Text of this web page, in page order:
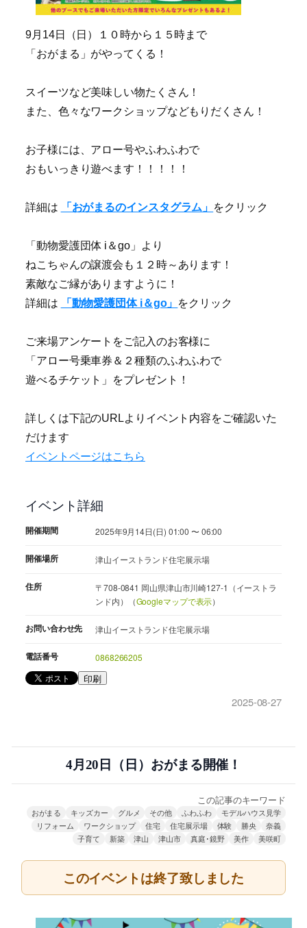
9月14日（日）１０時から１５時まで
「おがまる」がやってくる！
スイーツなど美味しい物たくさん！
また、色々なワークショップなどもりだくさん！
お子様には、アロー号やふわふわで
おもいっきり遊べます！！！！！
詳細は 「おがまるのインスタグラム」 をクリック
「動物愛護団体 i＆go」より
ねこちゃんの譲渡会も１２時～あります！
素敵なご縁がありますように！
詳細は
「動物愛護団体 i＆go」 をクリック
ご来場アンケートをご記入のお客様に
「アロー号乗車券＆２種類のふわふわで
遊べるチケット」をプレゼント！
詳しくは下記のURLよりイベント内容をご確認いた
だけます
イベントページはこちら
イベント詳細
開催期間 2025年9月14日(日) 01:00 〜 06:00
開催場所 津山イーストランド住宅展示場
住所
〒708-0841 岡山県津山市川崎127-1（イーストラ
ンド内）（Googleマップで表示）
お問い合わせ先 津山イーストランド住宅展示場
電話番号 0868266205
印刷
2025-08-27
4月20日（日）おがまる開催！
この記事のキーワード
おがまる キッズカー グルメ その他 ふわふわ
モデルハウス見学
リフォーム
ワークショップ 住宅 住宅展示場 体験 勝央
奈義
子育て
新築 津山 津山市 真庭･鏡野 美作 美咲町
このイベントは終了致しました